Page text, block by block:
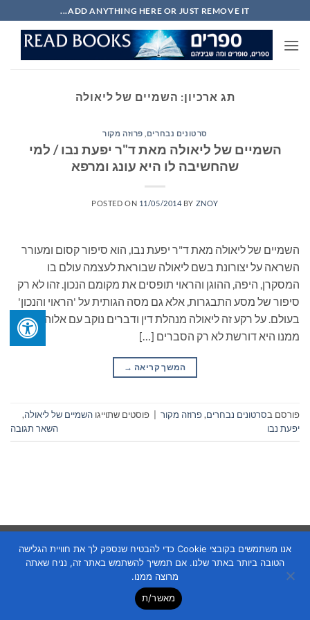
to
content
ADD ANYTHING HERE OR JUST REMOVE IT...
תג ארכיון: השמיים של ליאולה
סרטונים נבחרים פרוזה מקור
השמיים של ליאולה מאת ד"ר יפעת נבו / למי
שהחשיבה לו היא עונג ומרפא
POSTED ON 11/05/2014 BY ZNOY
השמיים של ליאולה מאת ד"ר יפעת נבו, הוא סיפור קסום ומעורר
השראה על יצורונת בשם ליאולה שבוראת לעצמה עולם בו
המסקרן, היפה, ההוגן והראוי תופסים את מקומם הנכון. זהו לא רק
סיפור של מסע התבגרות, אלא גם מסה הגותית על 'הראוי והנכון'
בעולם. על רקע זה ליאולה מנהלת דין ודברים נוקב עם אלוהים,
ממנו היא דורשת לא רק הסברים […]
המשך קריאה →
פורסם בסרטונים נבחרים,פרוזה מקור פוסטים שתוייגו השמיים של ליאולה,
יפעת נבו
השאר תגובה
אנו משתמשים בקובצי Cookie כדי להבטיח שנספק לך את חוויית הגלישה
הטובה ביותר באתר שלנו. אם תמשיך להשתמש באתר זה, נניח שאתה
מרוצה ממנו.
מאשר/ת